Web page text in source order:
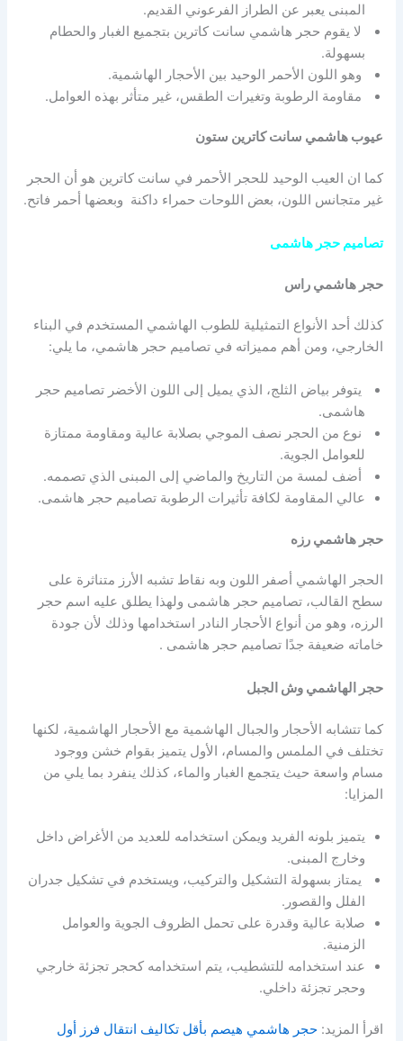
المبنى يعبر عن الطراز الفرعوني القديم.
لا يقوم حجر هاشمي سانت كاترين بتجميع الغبار والحطام
بسهولة.
وهو اللون الأحمر الوحيد بين الأحجار الهاشمية.
مقاومة الرطوبة وتغيرات الطقس، غير متأثر بهذه العوامل.
عيوب هاشمي سانت كاترين ستون
كما ان العيب الوحيد للحجر الأحمر في سانت كاترين هو أن الحجر
غير متجانس اللون، بعض اللوحات حمراء داكنة وبعضها أحمر فاتح.
تصاميم حجر هاشمى
حجر هاشمي راس
كذلك أحد الأنواع التمثيلية للطوب الهاشمي المستخدم في البناء
الخارجي، ومن أهم مميزاته في تصاميم حجر هاشمي، ما يلي:
يتوفر بياض الثلج، الذي يميل إلى اللون الأخضر تصاميم حجر
هاشمى.
نوع من الحجر نصف الموجي بصلابة عالية ومقاومة ممتازة
للعوامل الجوية.
أضف لمسة من التاريخ والماضي إلى المبنى الذي تصممه.
عالي المقاومة لكافة تأثيرات الرطوبة تصاميم حجر هاشمى.
حجر هاشمي رزه
الحجر الهاشمي أصفر اللون وبه نقاط تشبه الأرز متناثرة على
سطح القالب، تصاميم حجر هاشمى ولهذا يطلق عليه اسم حجر
الرزه، وهو من أنواع الأحجار النادر استخدامها وذلك لأن جودة
خاماته ضعيفة جدًا تصاميم حجر هاشمى .
حجر الهاشمي وش الجبل
كما تتشابه الأحجار والجبال الهاشمية مع الأحجار الهاشمية، لكنها
تختلف في الملمس والمسام، الأول يتميز بقوام خشن ووجود
مسام واسعة حيث يتجمع الغبار والماء، كذلك ينفرد بما يلي من
المزايا:
يتميز بلونه الفريد ويمكن استخدامه للعديد من الأغراض داخل
وخارج المبنى.
يمتاز بسهولة التشكيل والتركيب، ويستخدم في تشكيل جدران
الفلل والقصور.
صلابة عالية وقدرة على تحمل الظروف الجوية والعوامل
الزمنية.
عند استخدامه للتشطيب، يتم استخدامه كحجر تجزئة خارجي
وحجر تجزئة داخلي.
اقرأ المزيد:حجر هاشمي هيصم بأقل تكاليف انتقال فرز أول